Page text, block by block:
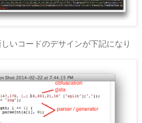
いコードのデサインが下記になり